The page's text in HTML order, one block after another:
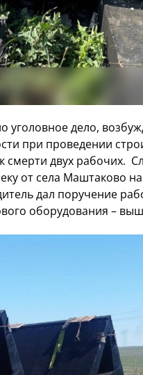
уголовное дело,
при проведении
двух рабочих.
от села Маштаково
дал поручение
оборудования –